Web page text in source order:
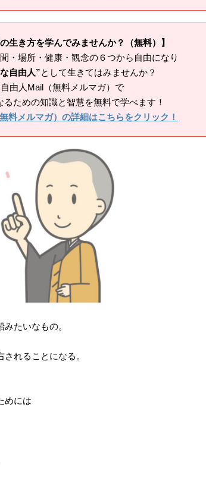
生き方を学んでみませんか？（無料）】
・場所・健康・観念の６つから自由になり
自由人”として生きてはみませんか？
由人Mail（無料メルマガ）で
ための知識と智慧を無料で学べます！
料メルマガ）の詳細はこちらをクリック！
たいなもの。
れることになる。
めには